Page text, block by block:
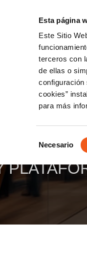
Esta página
Este Sitio
terceros con
de ellas o
configuración
cookies”
para más
de
Necesario
PROTECCION
E